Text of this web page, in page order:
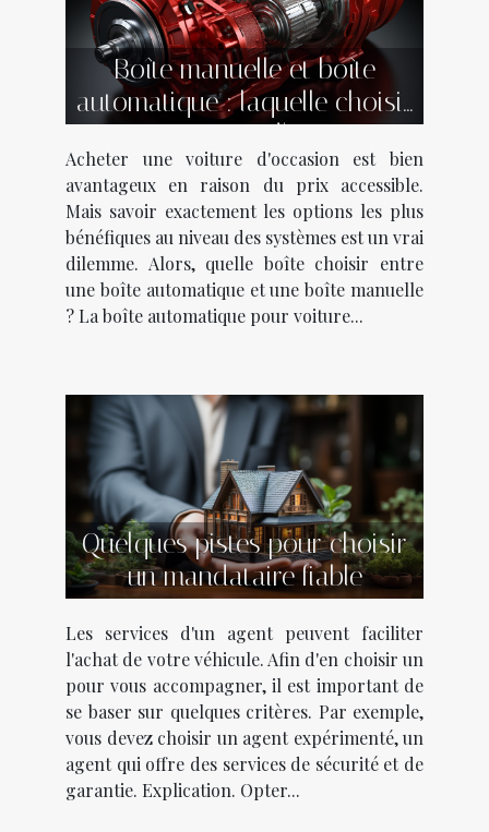
Boîte manuelle et boîte
automatique : laquelle choisir
pour sa voiture d'occasion ?
Acheter une voiture d'occasion est bien
avantageux en raison du prix accessible.
Mais savoir exactement les options les plus
bénéfiques au niveau des systèmes est un vrai
dilemme. Alors, quelle boîte choisir entre
une boîte automatique et une boîte manuelle
? La boîte automatique pour voiture...
Quelques pistes pour choisir
un mandataire fiable
Les services d'un agent peuvent faciliter
l'achat de votre véhicule. Afin d'en choisir un
pour vous accompagner, il est important de
se baser sur quelques critères. Par exemple,
vous devez choisir un agent expérimenté, un
agent qui offre des services de sécurité et de
garantie. Explication. Opter...